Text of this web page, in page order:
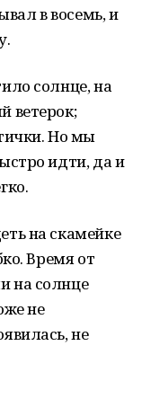
в восемь, и
солнце, на
ветерок;
Но мы
идти, да и
на скамейке
Время от
на солнце
не
не